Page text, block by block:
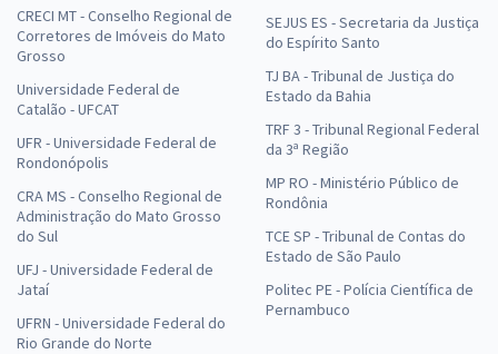
CRECI MT - Conselho Regional de
Corretores de Imóveis do Mato
Grosso
Universidade Federal de
Catalão - UFCAT
UFR - Universidade Federal de
Rondonópolis
CRA MS - Conselho Regional de
Administração do Mato Grosso
do Sul
UFJ - Universidade Federal de
Jataí
UFRN - Universidade Federal do
Rio Grande do Norte
SEJUS ES - Secretaria da Justiça
do Espírito Santo
TJ BA - Tribunal de Justiça do
Estado da Bahia
TRF 3 - Tribunal Regional Federal
da 3ª Região
MP RO - Ministério Público de
Rondônia
TCE SP - Tribunal de Contas do
Estado de São Paulo
Politec PE - Polícia Científica de
Pernambuco